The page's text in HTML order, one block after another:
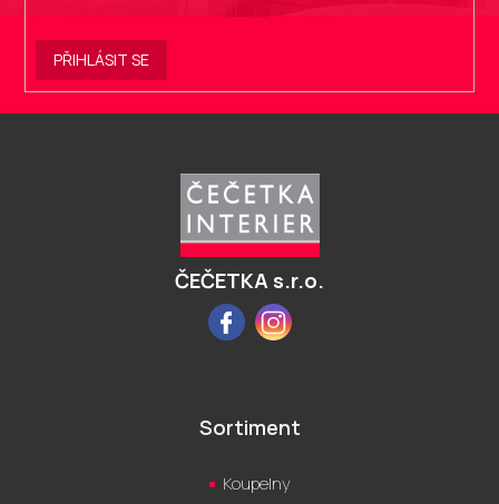
.
PŘIHLÁSIT SE
ČEČETKA s.r.o.
FacebookInstagram
Sortiment
Koupelny